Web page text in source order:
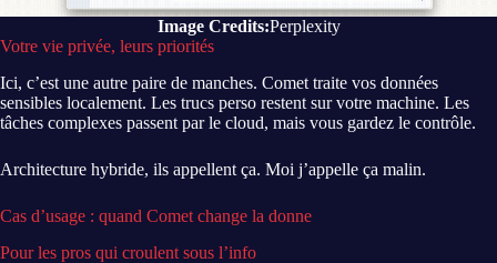
Image Credits:Perplexity
Votre vie privée, leurs priorités
Ici, c’est une autre paire de manches. Comet traite vos données
sensibles localement. Les trucs perso restent sur votre machine. Les
tâches complexes passent par le cloud, mais vous gardez le contrôle.
Architecture hybride, ils appellent ça. Moi j’appelle ça malin.
Cas d’usage : quand Comet change la donne
Pour les pros qui croulent sous l’info